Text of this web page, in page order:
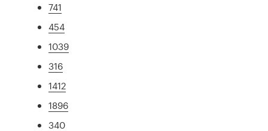
741
454
1039
316
1412
1896
340